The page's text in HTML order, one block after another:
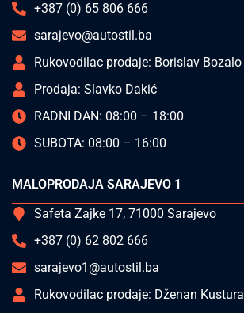
+387 (0) 65 806 666
sarajevo@autostil.ba
Rukovodilac prodaje: Borislav Bozalo
Prodaja: Slavko Dakić
RADNI DAN: 08:00 – 18:00
SUBOTA: 08:00 – 16:00
MALOPRODAJA SARAJEVO 1
Safeta Zajke 17, 71000 Sarajevo
+387 (0) 62 802 666
sarajevo1@autostil.ba
Rukovodilac prodaje: Dženan Kustura